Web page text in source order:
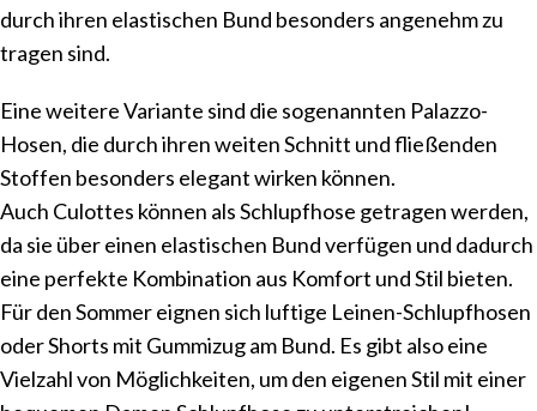
durch ihren elastischen Bund besonders angenehm zu
tragen sind.
Eine weitere Variante sind die sogenannten Palazzo-
Hosen, die durch ihren weiten Schnitt und fließenden
Stoffen besonders elegant wirken können.
Auch Culottes können als Schlupfhose getragen werden,
da sie über einen elastischen Bund verfügen und dadurch
eine perfekte Kombination aus Komfort und Stil bieten.
Für den Sommer eignen sich luftige Leinen-Schlupfhosen
oder Shorts mit Gummizug am Bund. Es gibt also eine
Vielzahl von Möglichkeiten, um den eigenen Stil mit einer